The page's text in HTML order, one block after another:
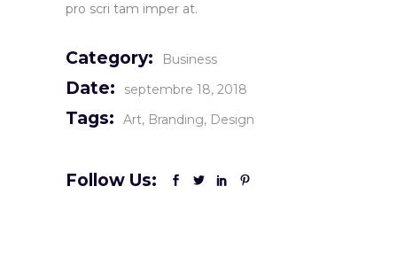
pro scri tam imper at.
Category: Business
Date: septembre 18, 2018
Tags: Art Branding Design
Follow Us: